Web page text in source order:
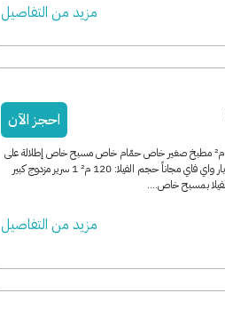
مزید من التفاصیل
احجز الآن
فيلا غرفة واحدة بمسبح خاص فيلا لك بالكامل 120 م² مطبخ صغير خاص حمّام خاص مسبح خاص إطلالة على
المسبح تكييف تلفزيون بشاشة مسطحة تراس ميني بار واي فاي مجاناً حجم الفيلا: 120 م² 1 سرير مزدوج كبير
مزید من التفاصیل